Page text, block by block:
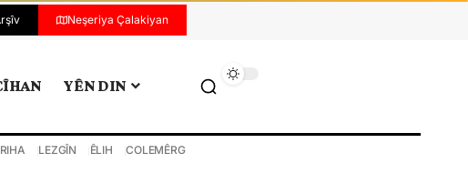
Neşeriya Çalakiyan
YÊN DIN
RIHA LEZGÎN ÊLIH COLEMÊRG